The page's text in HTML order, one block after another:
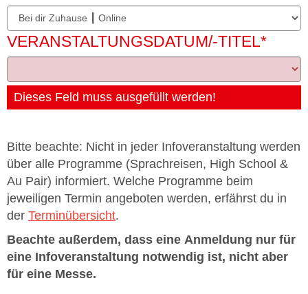
VERANSTALTUNGSDATUM/-TITEL*
Dieses Feld muss ausgefüllt werden!
Bitte beachte: Nicht in jeder Infoveranstaltung werden
über alle Programme (Sprachreisen, High School &
Au Pair) informiert. Welche Programme beim
jeweiligen Termin angeboten werden, erfährst du in
der Terminübersicht.
Beachte außerdem, dass eine Anmeldung nur für
eine Infoveranstaltung notwendig ist, nicht aber
für eine Messe.